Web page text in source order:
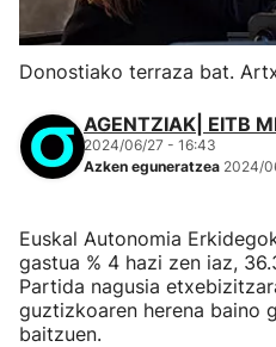
Donostiako terraza bat.
AGENTZIAK| EITB
2024/06/27 - 16:43
Azken eguneratzea 2024/
Euskal Autonomia
gastua % 4 hazi zen iaz,
Partida nagusia
guztizkoaren herena baino
baitzuen.